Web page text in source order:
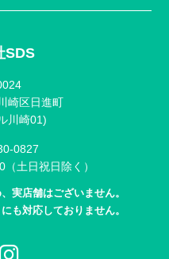
SDS
崎区日進町
川崎01)
0827
土日祝日除く）
実店舗はございません。
も対応しておりません。